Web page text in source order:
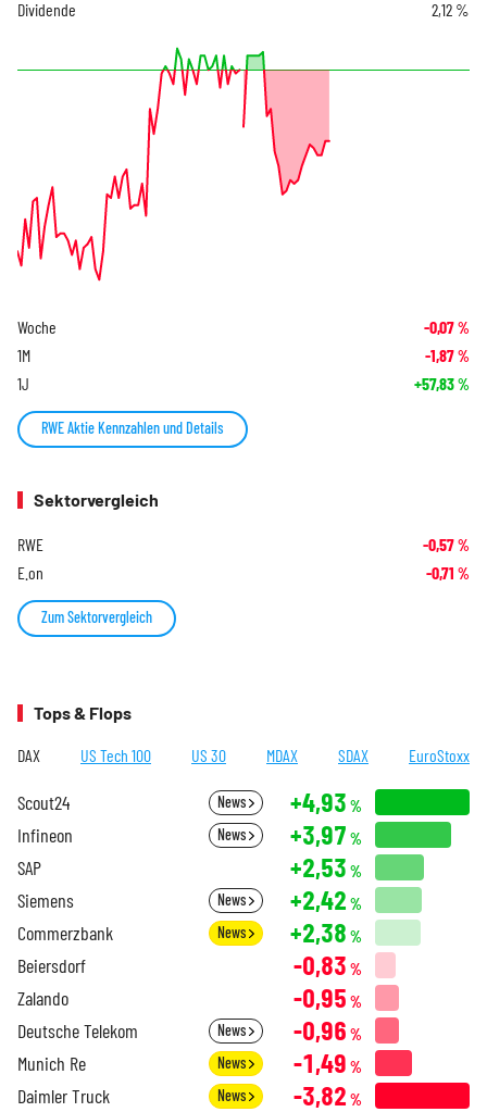
Dividende 2,12 %
Woche -0,07%
1M -1,87%
1J +57,83%
RWE Aktie Kennzahlen und Details
Sektorvergleich
RWE -0,57%
E.on -0,71 %
Zum Sektorvergleich
Tops & Flops
DAX US Tech 100 US 30 MDAX SDAX EuroStoxx
Scout24 News +4,93 %
Infineon News +3,97 %
SAP +2,53 %
Siemens News +2,42 %
Commerzbank News +2,38 %
Beiersdorf -0,83 %
Zalando -0,95 %
Deutsche Telekom News -0,96 %
Munich Re News -1,49 %
Daimler Truck News -3,82 %